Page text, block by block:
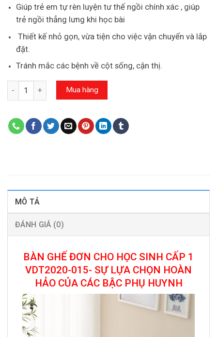
Giúp trẻ em tự rèn luyện tư thế ngồi chính xác , giúp
trẻ ngồi thẳng lưng khi học bài
Thiết kế nhỏ gọn, vừa tiện cho việc vận chuyển và lắp
đặt.
Tránh mắc các bệnh về cột sống, cận thị.
Số lượng Mua hàng
MÔ TẢ
ĐÁNH GIÁ (0)
BÀN GHẾ ĐƠN CHO HỌC SINH CẤP 1
VDT2020-015- SỰ LỰA CHỌN HOÀN
HẢO CỦA CÁC BẬC PHỤ HUYNH